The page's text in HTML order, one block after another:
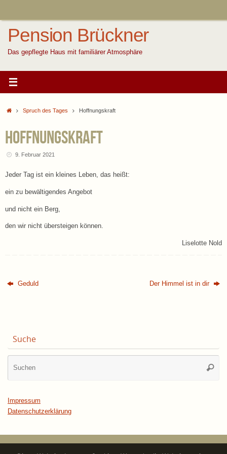
Pension Brückner
Das gepflegte Haus mit familiärer Atmosphäre
StartSpruch des Tages Hoffnungskraft
Hoffnungskraft
9. Februar 2021
Jeder Tag ist ein kleines Leben, das heißt:
ein zu bewältigendes Angebot
und nicht ein Berg,
den wir nicht übersteigen können.
Liselotte Nold
Geduld Der Himmel ist in dir
Suche
Impressum
Datenschutzerklärung